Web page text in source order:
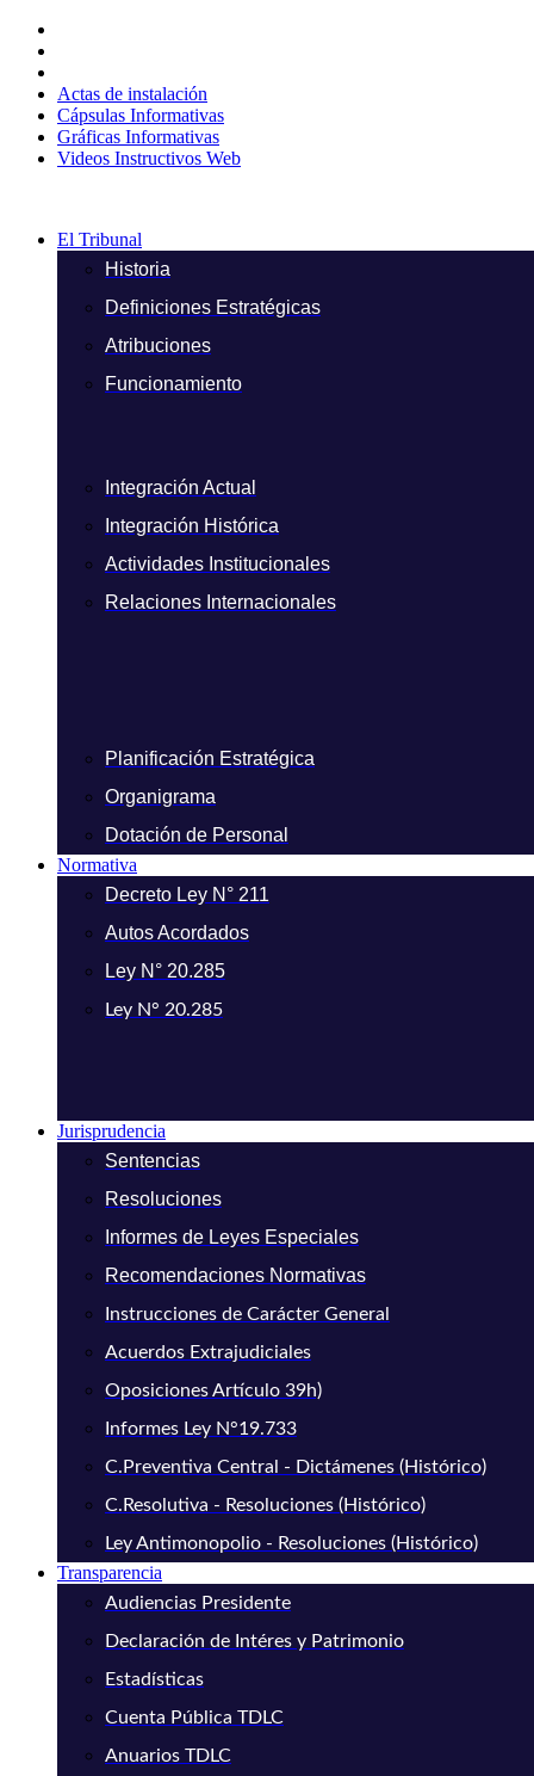
contenido
Actas de instalación
Cápsulas Informativas
Gráficas Informativas
Videos Instructivos Web
El Tribunal
Historia
Definiciones Estratégicas
Atribuciones
Funcionamiento
Integración Actual
Integración Histórica
Actividades Institucionales
Relaciones Internacionales
Planificación Estratégica
Organigrama
Dotación de Personal
Normativa
Decreto Ley N° 211
Autos Acordados
Ley N° 20.285
Ley N° 20.285
Jurisprudencia
Sentencias
Resoluciones
Informes de Leyes Especiales
Recomendaciones Normativas
Instrucciones de Carácter General
Acuerdos Extrajudiciales
Oposiciones Artículo 39h)
Informes Ley N°19.733
C.Preventiva Central - Dictámenes (Histórico)
C.Resolutiva - Resoluciones (Histórico)
Ley Antimonopolio - Resoluciones (Histórico)
Transparencia
Audiencias Presidente
Declaración de Intéres y Patrimonio
Estadísticas
Cuenta Pública TDLC
Anuarios TDLC